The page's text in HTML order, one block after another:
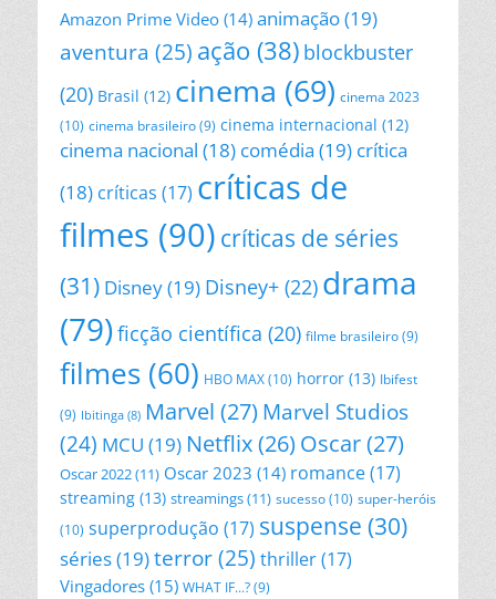
Amazon Prime Video (14) animação(19)
aventura (25) ação (38) blockbuster
(20) Brasil (12) cinema (69) cinema 2023
(10) cinema brasileiro (9) cinema internacional (12)
cinema nacional (18) comédia (19) crítica
(18) críticas (17) críticas de
filmes (90) críticas de séries
(31) Disney(19) Disney+ (22) drama
(79)ficção científica (20) filme brasileiro (9)
filmes (60) HBO MAX(10) horror (13) Ibifest
(9) Ibitinga (8) Marvel (27) Marvel Studios
(24) MCU (19) Netflix(26) Oscar(27)
Oscar 2022(11) Oscar 2023 (14) romance(17)
streaming (13) streamings(11) sucesso(10) super-heróis
(10) superprodução (17) suspense (30)
séries(19)terror(25) thriller(17)
Vingadores (15) WHAT IF...? (9)